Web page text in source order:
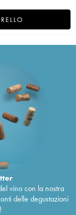
vino con la nostra
delle degustazioni